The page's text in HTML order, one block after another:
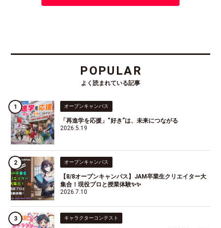
POPULAR
よく読まれている記事
オープンキャンパス
「再進学を応援」“好き”は、未来につながる
2026.5.19
オープンキャンパス
【8/8オープンキャンパス】JAM卒業生クリエイター大
集合！現役プロと授業体験✨✨
2026.7.10
キャラクターコンテスト